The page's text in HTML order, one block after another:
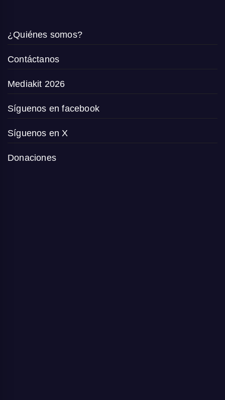
¿Quiénes somos?
Contáctanos
Mediakit 2026
Síguenos en facebook
Síguenos en X
Donaciones